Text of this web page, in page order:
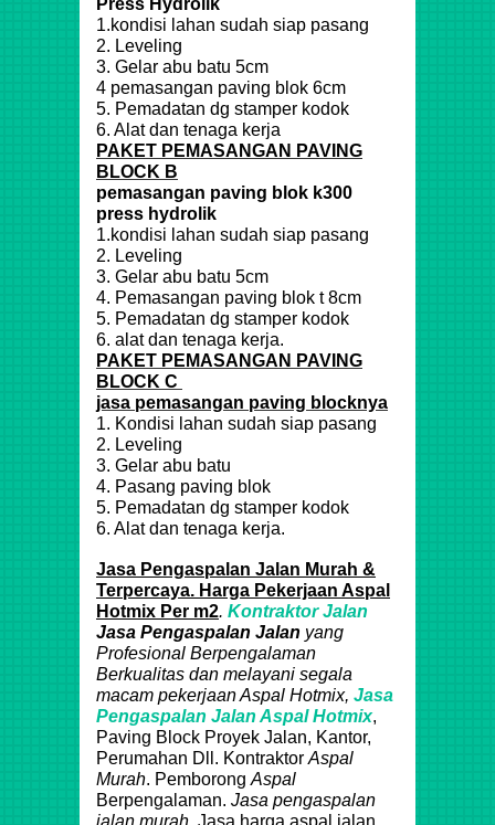
Press Hydrolik
1.kondisi lahan sudah siap pasang
2. Leveling
3. Gelar abu batu 5cm
4 pemasangan paving blok 6cm
5. Pemadatan dg stamper kodok
6. Alat dan tenaga kerja
PAKET PEMASANGAN PAVING
BLOCK B
pemasangan paving blok k300
press hydrolik
1.kondisi lahan sudah siap pasang
2. Leveling
3. Gelar abu batu 5cm
4. Pemasangan paving blok t 8cm
5. Pemadatan dg stamper kodok
6. alat dan tenaga kerja.
PAKET PEMASANGAN PAVING
BLOCK C
jasa pemasangan paving blocknya
1. Kondisi lahan sudah siap pasang
2. Leveling
3. Gelar abu batu
4. Pasang paving blok
5. Pemadatan dg stamper kodok
6. Alat dan tenaga kerja.
Jasa Pengaspalan Jalan Murah &
Terpercaya. Harga Pekerjaan Aspal
Hotmix Per m2. Kontraktor Jalan
Jasa Pengaspalan Jalan yang
Profesional Berpengalaman
Berkualitas dan melayani segala
macam pekerjaanAspal Hotmix, Jasa
Pengaspalan Jalan AspalHotmix,
Paving Block Proyek Jalan, Kantor,
Perumahan Dll. Kontraktor Aspal
Murah. Pemborong Aspal
Berpengalaman. Jasa pengaspalan
jalan murah , Jasa harga aspal jalan